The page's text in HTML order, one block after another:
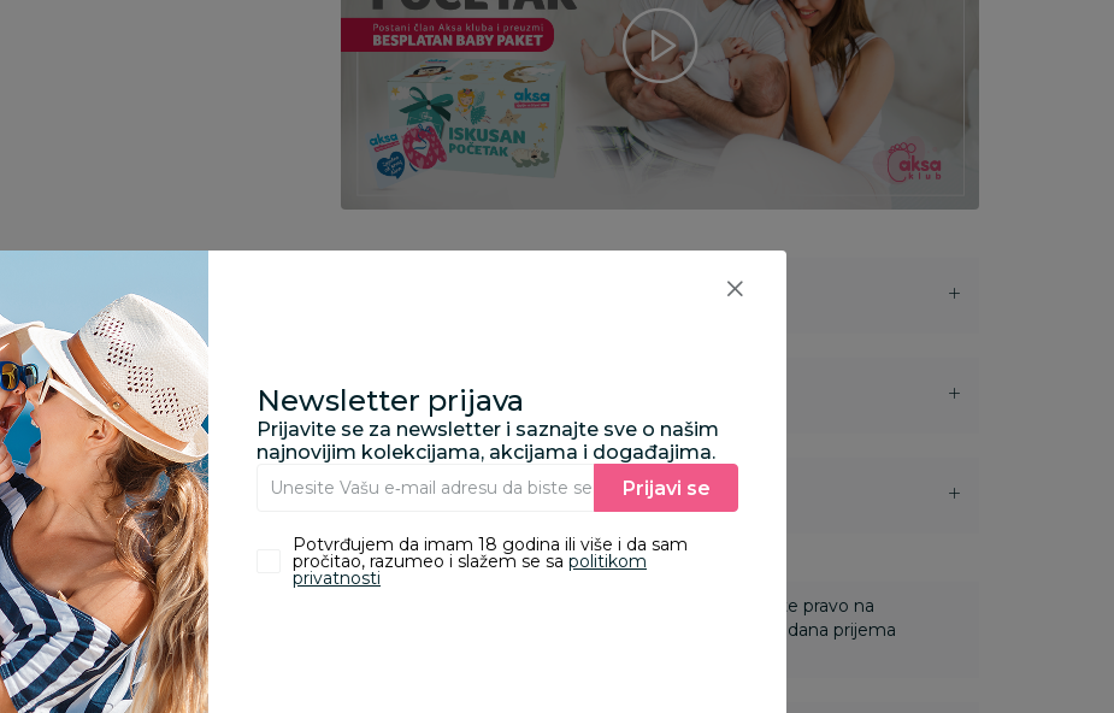
Opis
Pronađite u prodavnici
Kupovina bez rizika: Za online porudžbine imate pravo na
odustajanje od kupovine u roku od 14 dana od dana prijema
Newsletter prijava
Prijavite se za newsletter i saznajte sve o našim
najnovijim kolekcijama, akcijama i događajima.
Unesite Vašu e‑mail adresu da biste se prijavili na newsletter.
Prijavi se
Potvrđujem da imam 18 godina ili više i da sam
pročitao, razumeo i slažem se sa politikom
privatnosti